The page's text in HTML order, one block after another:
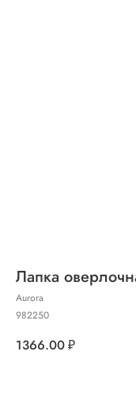
Лапка
Aurora
982250
1366.00₽